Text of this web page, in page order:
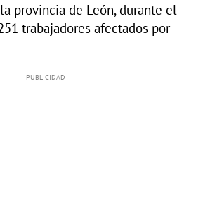
provincia de León, durante el
trabajadores afectados por